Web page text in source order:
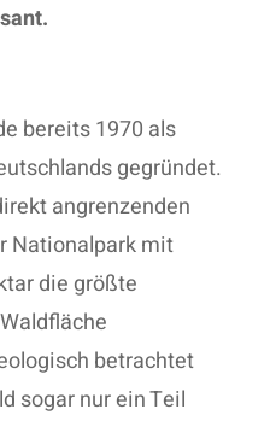
bereits 1970 als
gegründet.
angrenzenden
Nationalpark mit
die größte
betrachtet
sogar nur ein Teil